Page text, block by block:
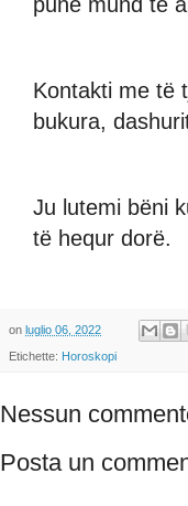
Kontakti me të
bukura,
Ju lutemi bëni
të hequr dorë.
on luglio 06, 2022
Etichette: Horoskopi
Nessun
Posta un